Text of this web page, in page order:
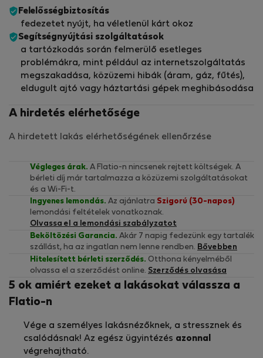
Felelősségbiztosítás
fedezetet nyújt, ha véletlenül kárt okoz
Segítségnyújtási szolgáltatások
a tartózkodás során felmerülő esetleges
problémákra, mint például az internetszolgáltatás
megszakadása, közüzemi hibák (áram, gáz, fűtés),
eldugult ajtó vagy háztartási gépek meghibásodása
A hirdetés elérhetősége
A hirdetett lakás elérhetőségének ellenőrzése
Végleges árak. A Flatio-n nincsenek rejtett költségek. A
bérleti díj már tartalmazza a közüzemi szolgáltatásokat
és a Wi-Fi-t.
Ingyenes lemondás. Az ajánlatra Szigorú (30-napos)
lemondási feltételek vonatkoznak.
Olvassa el a lemondási szabályzatot
Beköltözési Garancia. Akár 7 napig fedezünk egy tartalék
szállást, ha az ingatlan nem lenne rendben. Bővebben
Hitelesített bérleti szerződés. Otthona kényelméből
olvassa el a szerződést online. Szerződés olvasása
5 ok amiért ezeket a lakásokat válassza a
Flatio-n
Vége a személyes lakásnézőknek, a stressznek és
csalódásnak! Az egész ügyintézés azonnal
végrehajtható.